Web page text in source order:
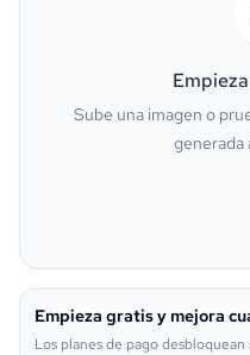
Pop Art
Lego
Sube una imagen o
generada
Empieza gratis y mejora
Los planes de pago